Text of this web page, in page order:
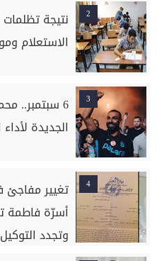
2
الاستعلام
3
6 سبتمبر..
الجديدة
4
تغيير
أسرّة فاطمة
وتجدد